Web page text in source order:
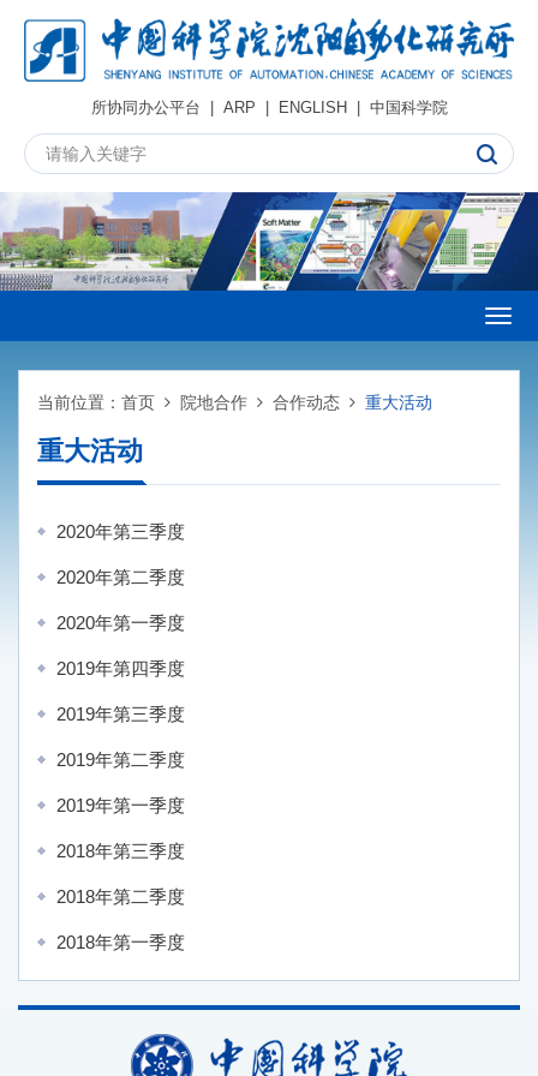
所协同办公平台 | ARP | ENGLISH| 中国科学院
当前位置： 首页 院地合作 合作动态 重大活动
重大活动
2020年第三季度
2020年第二季度
2020年第一季度
2019年第四季度
2019年第三季度
2019年第二季度
2019年第一季度
2018年第三季度
2018年第二季度
2018年第一季度